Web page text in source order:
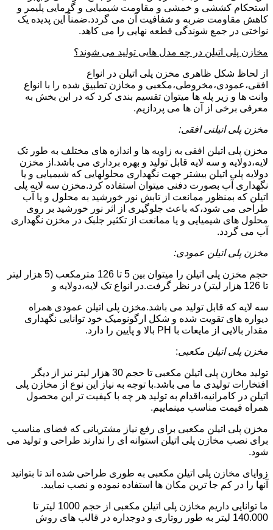
استحکام کششی و خمشی و مقاومت شیمیایی و گرمایی پلیمر و
کاهش مقاومت ضربه و شفافیت آن می گردد.ضمناً این پدیده یک
نواختی در جمع شوندگی قطعه نهایی را می کاهد.
مخازن پلی اتیلن در چه مدل هایی تولید می شوند؟
از لحاظ شکل ظاهری مخزن پلی اتیلن در انواع
افقی،عمودی،مخروطی،مکعبی و مخازن تطبیق شده را با انواع
وانت ها و زیر پله ها میتوان تقسیم بندی کرد که در این بخش به
معرفی برخی از آن ها می پردازیم.
مخزن پلی اتیلنی افقی:
مخزن پلی اتیلن افقی به زاویه ها و اندازه های مختلف به طور تک
لایه،دولایه و سه لایه قابل تولید و بهره برداری می باشد.از مخزن
دولایه پلی اتیلن بیشتر جهت نگهداری محلولهایی که شیمیایی و یا
نگهداری آب بصورت دفنی میتوان استفاده کرد.مخزن سه لایه پلی
اتیلن که بمنظور ممانعت از تابش نور خورشید به محلول و یا آب
طراحی می شود،که باعث جلوگیری از اثر نور خورشید بر روی
محلول های شیمیایی و یا ممانعت از تکثیر جلبک در مخزن نگهداری
آب می گردد.
مخزن پلی اتیلن عمودی:
حجم مخزن پلی اتیلن را میتوان بین 5 تا 126 مترمکعب (5 هزار لیتر
تا 126 هزار لیتر) در نظر گرفت.در انواع تک لایه،دولایه و
سه لایه که قابل تولید می باشد.مخزن پلی اتیلن عمودی همراه
دیواره های تقویت شده و شکل ارگونومیک خود توانایی نگهداری
مقدار بالایی از مایعات با PH بالا و پایین را دارد.
مخزن پلی اتیلن مکعبی:
تولید مخازن پلی اتیلن مکعبی تا حجم 30 هزار لیتر نیز از دیگر
افتخارات تولیدی ما می باشد.با توجه به نیاز این نوع از مخازن پلی
اتیلن در کامرانیه،اقدام به تولید هر چه با کیفیت تر این محصول
همراه قیمت مناسب مینماییم.
مخزن پلی اتیلن مکعبی برای رفع نیاز مشتریانی که فضای مناسب
برای نصب مخازن پلی اتیلن استوانه ای را ندارند طراحی و تولید می
شود.
زوایای مخازن پلی اتیلن مکعبی به طوری طراحی شده اند تا بتوانید
آنها را در کم جا ترین مکان ها استفاده نموده و نصب نمایید.
ما توانایی داریم مخازن پلی اتیلن مکعبی از حجم 1000 لیتر تا
140.000 لیتر به طور روتاری و دوجداره در قالب های روش